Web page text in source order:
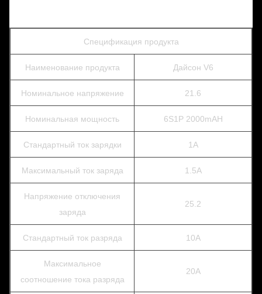
Спецификация продукта
Наименование продукта Дайсон V6
Номинальное напряжение 21.6
Номинальная мощность 6S1P 2000mAH
Стандартный ток зарядки 1А
Максимальный ток заряда 1.5А
Напряжение отключения
заряда
25.2
Стандартный ток разряда 10А
Максимальное
соотношение тока разряда
20А